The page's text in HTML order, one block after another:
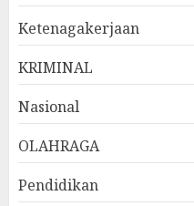
Ketenagakerjaan
KRIMINAL
Nasional
OLAHRAGA
Pendidikan